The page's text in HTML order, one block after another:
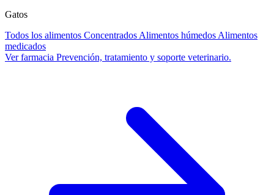
Gatos
Todos los alimentos Concentrados Alimentos húmedos Alimentos
medicados
Ver farmacia Prevención, tratamiento y soporte veterinario.